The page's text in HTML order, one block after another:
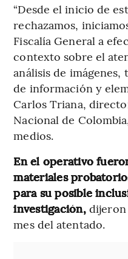
“Desde el inicio de
rechazamos,
Fiscalía General a
contexto sobre el
análisis de imágenes,
de información y
Carlos Triana,
Nacional de
medios.
En el operativo
materiales
para su posible
investigación, dijeron
mes del atentado.